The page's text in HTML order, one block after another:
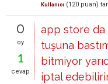
Kullanıcı (120 puan)
0
oy
1
cevap
app store da
tuşuna
bitmiyor
iptal